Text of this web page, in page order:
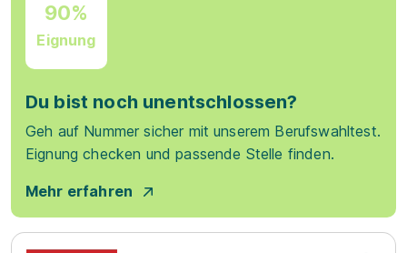
90%
Eignung
Du bist noch unentschlossen?
Geh auf Nummer sicher mit unserem Berufswahltest.
Eignung checken und passende Stelle finden.
Mehr erfahren